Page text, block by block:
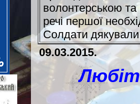
волонтерською
речі першої
Солдати
09.03.2015.